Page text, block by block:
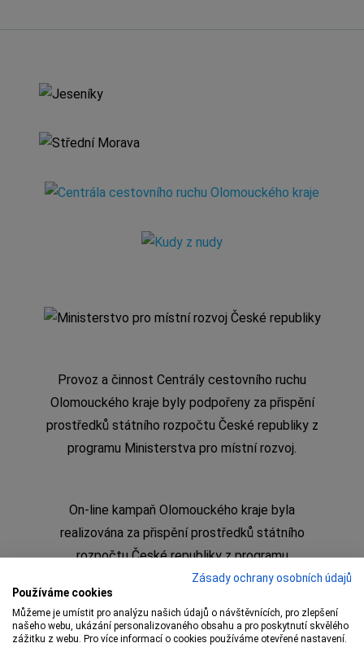
Provoz a činnost Centrály cestovního ruchu
Olomouckého kraje byly podpořeny za přispění
prostředků státního rozpočtu České republiky z
programu Ministerstva pro místní rozvoj.
On-line kampaň Olomouckého kraje byla
realizována za přispění prostředků státního
rozpočtu České republiky z programu
Ministerstva pro místní rozvojZásady ochrany osobních údajů
Používáme cookies
Můžeme je umístit pro analýzu našich údajů o návštěvnících, pro zlepšení
našeho webu, ukázání personalizovaného obsahu a pro poskytnutí skvělého
zážitku z webu. Pro více informací o cookies používáme otevřené nastavení.